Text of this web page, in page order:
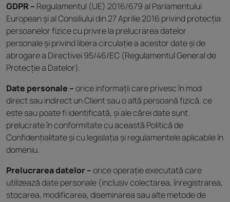
GDPR – Regulamentul (UE) 2016/679 al Parlamentului
European și al Consiliului din 27 Aprilie 2016 privind protecția
persoanelor fizice cu privire la prelucrarea datelor
personale și privind libera circulație a acestor date și de
abrogare a Directivei 95/46/EC (Regulamentul General de
Protecție a Datelor).
Date personale –orice informații care privesc în mod
direct sau indirect un Client sau o altă persoană fizică, ce
este sau poate fi identificată, și ale cărei date sunt
prelucrate în conformitate cu această Politică de
Confidențialitate și cu legislația și regulamentele aplicabile în
domeniu.
Prelucrarea datelor –orice operație executată care
utilizează date personale (inclusiv colectarea, înregistrarea,
stocarea, modificarea, diseminarea sau alte metode de